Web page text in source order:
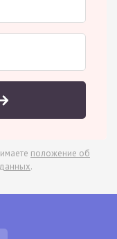
положение об
.